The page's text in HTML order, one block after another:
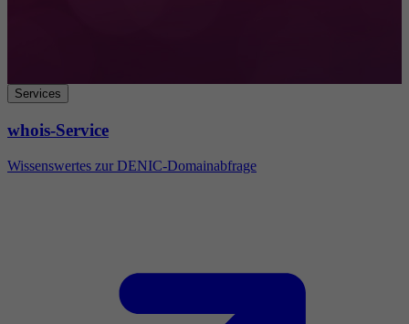
Services
whois-Service
Wissenswertes zur DENIC-Domainabfrage